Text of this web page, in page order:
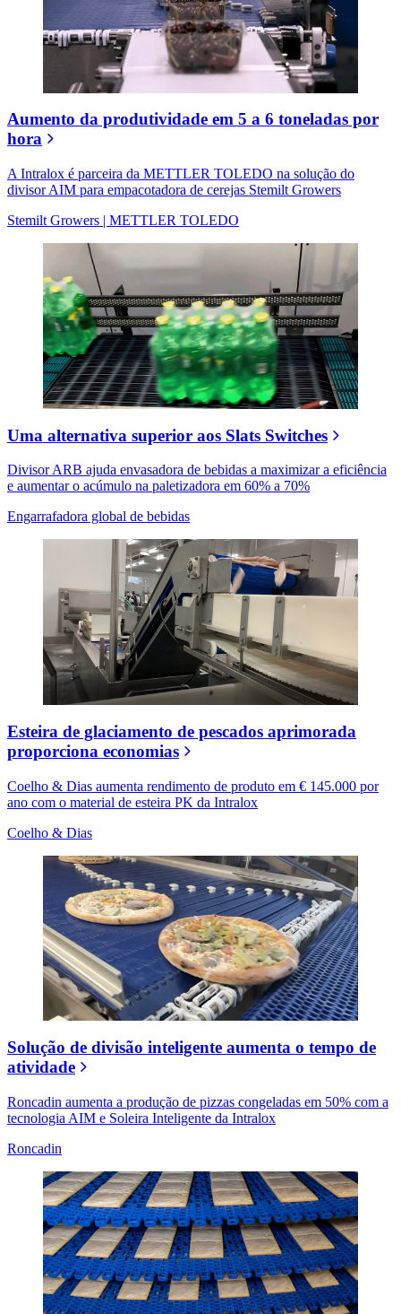
Aumento da produtividade em 5 a 6 toneladas por
hora
A Intralox é parceira da METTLER TOLEDO na solução do
divisor AIM para empacotadora de cerejas Stemilt Growers
Stemilt Growers | METTLER TOLEDO
Uma alternativa superior aos Slats Switches
Divisor ARB ajuda envasadora de bebidas a maximizar a eficiência
e aumentar o acúmulo na paletizadora em 60% a 70%
Engarrafadora global de bebidas
Esteira de glaciamento de pescados aprimorada
proporciona economias
Coelho & Dias aumenta rendimento de produto em € 145.000 por
ano com o material de esteira PK da Intralox
Coelho & Dias
Solução de divisão inteligente aumenta o tempo de
atividade
Roncadin aumenta a produção de pizzas congeladas em 50% com a
tecnologia AIM e Soleira Inteligente da Intralox
Roncadin